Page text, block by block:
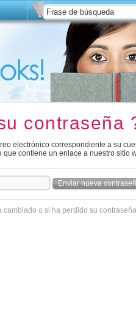
contraseña
electrónico correspondiente a su
contiene un enlace a nuestro sitio
o si ha perdido su
Instalar
Búsqueda